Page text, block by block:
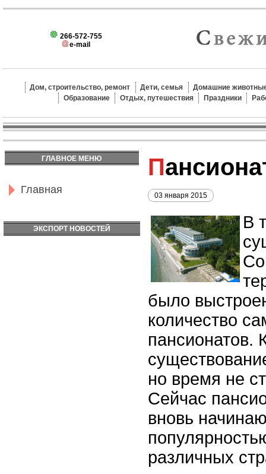
266-572-755
e-mail
Дом, строительство, ремонт Дети, семья
Домашние
Образование
Отдых, путешествия Праздники
ГЛАВНОЕ МЕНЮ
Главная
ЭКСПОРТ НОВОСТЕЙ
03 января 2015
В
было
количество
пансионатов.
но время не
Сейчас
вновь
различных